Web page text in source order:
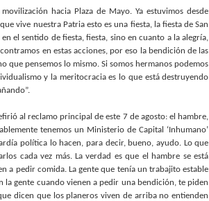
hacia Plaza de Mayo. Ya estuvimos desde
vive nuestra Patria esto es una fiesta, la fiesta de San
el sentido de fiesta, fiesta, sino en cuanto a la alegría,
en estas acciones, por eso la bendición de las
pensemos lo mismo. Si somos hermanos podemos
y la meritocracia es lo que está destruyendo
al reclamo principal de este 7 de agosto: el hambre,
tenemos un Ministerio de Capital ‘Inhumano’
política lo hacen, para decir, bueno, ayudo. Lo que
cada vez más. La verdad es que el hambre se está
a pedir comida. La gente que tenía un trabajito estable
la gente cuando vienen a pedir una bendición, te piden
dicen que los planeros viven de arriba no entienden